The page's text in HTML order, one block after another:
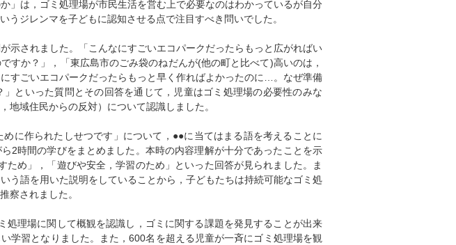
」は，ゴミ処理場が市民生活を営む上で必要なのはわかっているが自分
ジレンマを子どもに認知させる点で注目すべき問いでした。
示されました。「こんなにすごいエコパークだったらもっと広がればい
すか？」，「東広島市のごみ袋のねだんが(他の町と比べて)高いのは，
すごいエコパークだったらもっと早く作ればよかったのに…。なぜ準備
といった質問とその回答を通じて，児童はゴミ処理場の必要性のみな
地域住民からの反対）について認識しました。
に作られたしせつです」について，●●に当てはまる語を考えることに
2時間の学びをまとめました。本時の内容理解が十分であったことを示
ため」，「遊びや安全，学習のため」といった回答が見られました。ま
う語を用いた説明をしていることから，子どもたちは持続可能なゴミ処
察されました。
処理場に関して概観を認識し，ゴミに関する課題を発見することが出来
学習となりました。また，600名を超える児童が一斉にゴミ処理場を観